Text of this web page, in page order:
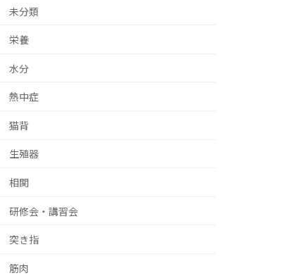
未分類
栄養
水分
熱中症
猫背
生殖器
相関
研修会・講習会
突き指
筋肉